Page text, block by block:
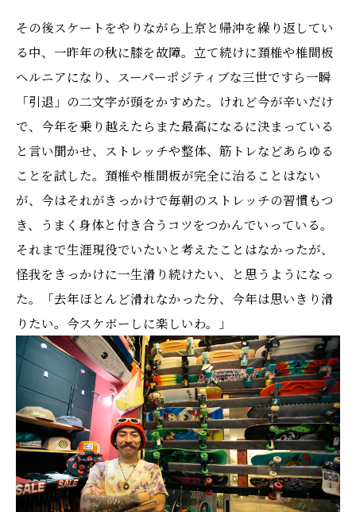
その後スケートをやりながら上京と帰沖を繰り返してい
る中、一昨年の秋に膝を故障。立て続けに頚椎や椎間板
ヘルニアになり、スーパーポジティブな三世ですら一瞬
「引退」の二文字が頭をかすめた。けれど今が辛いだけ
で、今年を乗り越えたらまた最高になるに決まっている
と言い聞かせ、ストレッチや整体、筋トレなどあらゆる
ことを試した。頚椎や椎間板が完全に治ることはない
が、今はそれがきっかけで毎朝のストレッチの習慣もつ
き、うまく身体と付き合うコツをつかんでいっている。
それまで生涯現役でいたいと考えたことはなかったが、
怪我をきっかけに一生滑り続けたい、と思うようになっ
た。「去年ほとんど滑れなかった分、今年は思いきり滑
りたい。今スケボーしに楽しいわ。」